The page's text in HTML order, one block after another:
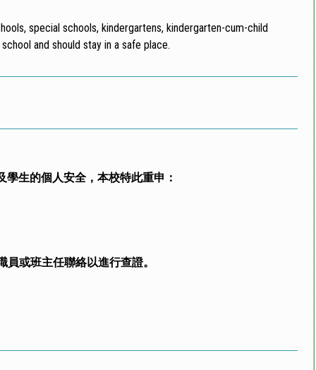
special schools, kindergartens, kindergarten-cum-child
and should stay in a safe place.
生的個人安全，本校特此重申：
或班主任聯絡以進行查證。